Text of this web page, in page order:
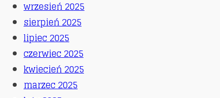
wrzesień 2025
sierpień 2025
lipiec 2025
czerwiec 2025
kwiecień 2025
marzec 2025